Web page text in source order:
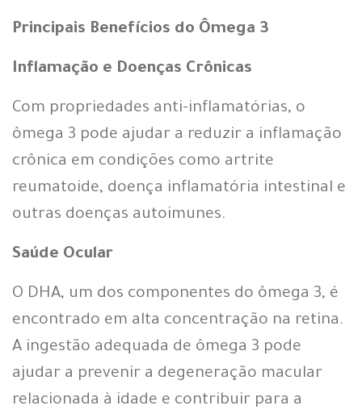
Principais Benefícios do Ômega 3
Inflamação e Doenças Crônicas
Com propriedades anti-inflamatórias, o
ômega 3 pode ajudar a reduzir a inflamação
crônica em condições como artrite
reumatoide, doença inflamatória intestinal e
outras doenças autoimunes.
Saúde Ocular
O DHA, um dos componentes do ômega 3, é
encontrado em alta concentração na retina.
A ingestão adequada de ômega 3 pode
ajudar a prevenir a degeneração macular
relacionada à idade e contribuir para a